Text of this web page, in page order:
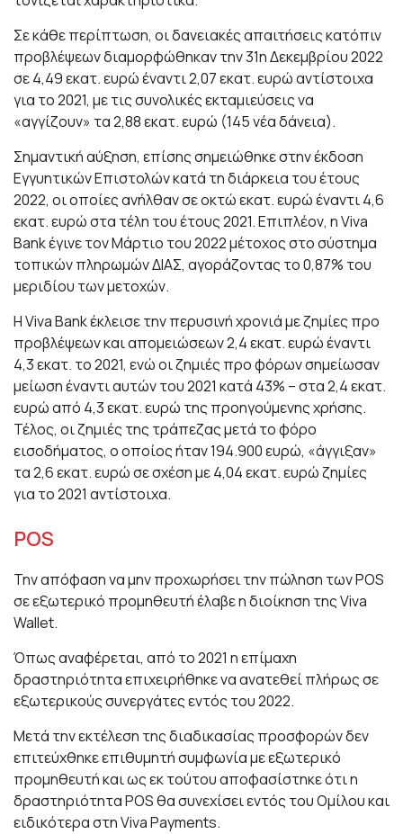
Σε κάθε περίπτωση, οι δανειακές απαιτήσεις κατόπιν
προβλέψεων διαμορφώθηκαν την 31η Δεκεμβρίου 2022
σε 4,49 εκατ. ευρώ έναντι 2,07 εκατ. ευρώ αντίστοιχα
για το 2021, με τις συνολικές εκταμιεύσεις να
«αγγίζουν» τα 2,88 εκατ. ευρώ (145 νέα δάνεια).
Σημαντική αύξηση, επίσης σημειώθηκε στην έκδοση
Εγγυητικών Επιστολών κατά τη διάρκεια του έτους
2022, οι οποίες ανήλθαν σε οκτώ εκατ. ευρώ έναντι 4,6
εκατ. ευρώ στα τέλη του έτους 2021. Επιπλέον, η Viva
Bank έγινε τον Μάρτιο του 2022 μέτοχος στο σύστημα
τοπικών πληρωμών ΔΙΑΣ, αγοράζοντας το 0,87% του
μεριδίου των μετοχών.
Η Viva Bank έκλεισε την περυσινή χρονιά με ζημίες προ
προβλέψεων και απομειώσεων 2,4 εκατ. ευρώ έναντι
4,3 εκατ. το 2021, ενώ οι ζημιές προ φόρων σημείωσαν
μείωση έναντι αυτών του 2021 κατά 43% – στα 2,4 εκατ.
ευρώ από 4,3 εκατ. ευρώ της προηγούμενης χρήσης.
Τέλος, οι ζημιές της τράπεζας μετά το φόρο
εισοδήματος, ο οποίος ήταν 194.900 ευρώ, «άγγιξαν»
τα 2,6 εκατ. ευρώ σε σχέση με 4,04 εκατ. ευρώ ζημίες
για το 2021 αντίστοιχα.
POS
Την απόφαση να μην προχωρήσει την πώληση των POS
σε εξωτερικό προμηθευτή έλαβε η διοίκηση της Viva
Wallet.
Όπως αναφέρεται, από το 2021 η επίμαχη
δραστηριότητα επιχειρήθηκε να ανατεθεί πλήρως σε
εξωτερικούς συνεργάτες εντός του 2022.
Μετά την εκτέλεση της διαδικασίας προσφορών δεν
επιτεύχθηκε επιθυμητή συμφωνία με εξωτερικό
προμηθευτή και ως εκ τούτου αποφασίστηκε ότι η
δραστηριότητα POS θα συνεχίσει εντός του Ομίλου και
ειδικότερα στη Viva Payments.